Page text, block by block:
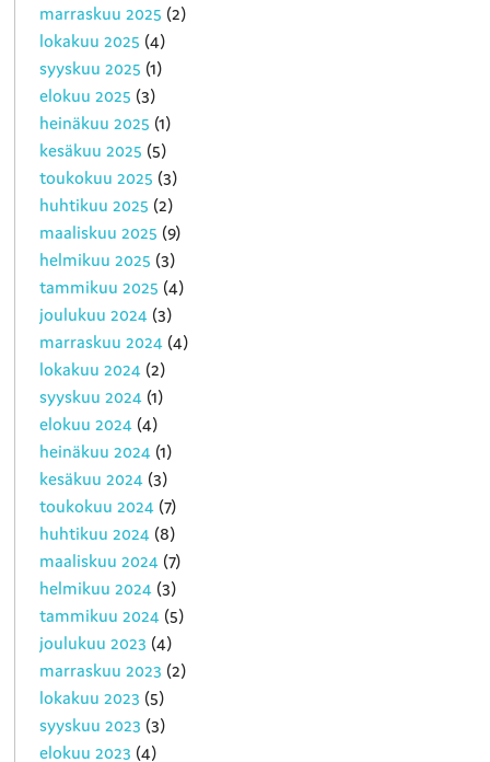
marraskuu 2025 (2)
lokakuu 2025 (4)
syyskuu 2025 (1)
elokuu 2025 (3)
heinäkuu 2025 (1)
kesäkuu 2025 (5)
toukokuu 2025 (3)
huhtikuu 2025 (2)
maaliskuu 2025 (9)
helmikuu 2025 (3)
tammikuu 2025 (4)
joulukuu 2024 (3)
marraskuu 2024 (4)
lokakuu 2024 (2)
syyskuu 2024 (1)
elokuu 2024 (4)
heinäkuu 2024 (1)
kesäkuu 2024 (3)
toukokuu 2024 (7)
huhtikuu 2024 (8)
maaliskuu 2024 (7)
helmikuu 2024 (3)
tammikuu 2024 (5)
joulukuu 2023 (4)
marraskuu 2023 (2)
lokakuu 2023 (5)
syyskuu 2023 (3)
elokuu 2023 (4)